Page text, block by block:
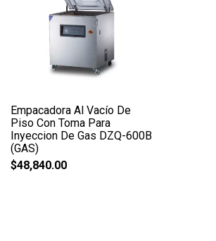
Empacadora Al Vacío De
Piso Con Toma Para
Inyeccion De Gas DZQ-600B
(GAS)
$48,840.00